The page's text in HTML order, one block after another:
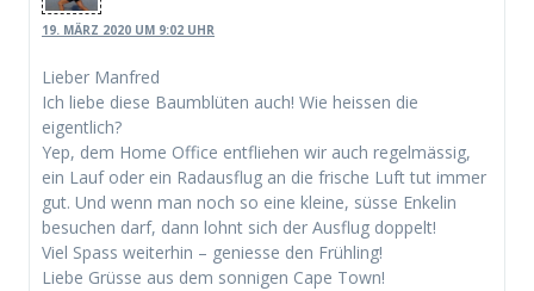
19. MÄRZ 2020 UM 9:02 UHR
Lieber Manfred
Ich liebe diese Baumblüten auch! Wie heissen die
eigentlich?
Yep, dem Home Office entfliehen wir auch regelmässig,
ein Lauf oder ein Radausflug an die frische Luft tut immer
gut. Und wenn man noch so eine kleine, süsse Enkelin
besuchen darf, dann lohnt sich der Ausflug doppelt!
Viel Spass weiterhin – geniesse den Frühling!
Liebe Grüsse aus dem sonnigen Cape Town!